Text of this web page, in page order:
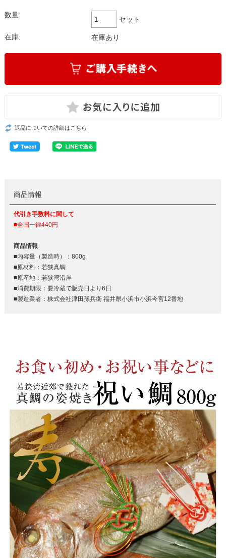
数量:
セット
在庫: 在庫あり
返品についての詳細はこちら
商品情報
代引き手数料に関して
■全国一律440円
商品情報
■内容量（製造時）：800g
■原材料：若狭真鯛
■原産地：若狭湾沿岸
■消費期限：要冷蔵で販売日より6日
■製造業者：株式会社津田孫兵衛 福井県小浜市小浜今宮12番地